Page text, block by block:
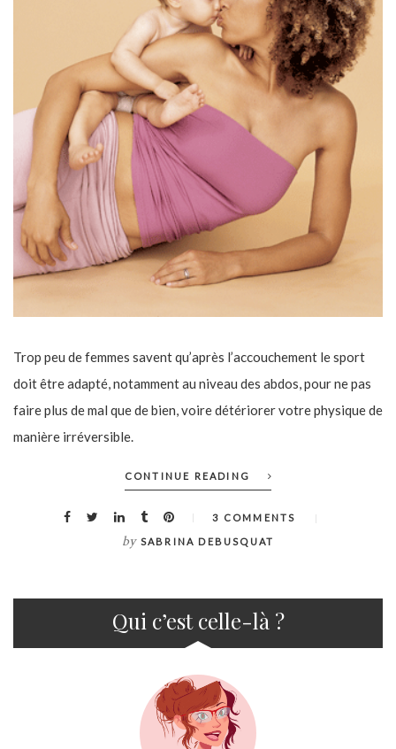
Trop peu de femmes savent qu’après l’accouchement le sport
doit être adapté, notamment au niveau des abdos, pour ne pas
faire plus de mal que de bien, voire détériorer votre physique de
manière irréversible.
CONTINUE READING
3 COMMENTS
by SABRINA DEBUSQUAT
Qui c’est celle-là ?